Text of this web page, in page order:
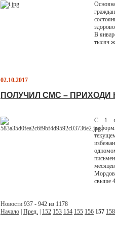
В
тысяч
02.10.2017
ПОЛУЧИЛ СМС –
С 1
свыше
Новости 937 - 942 из 1178
Начало Пред. 152 153 154 155 156 157 158